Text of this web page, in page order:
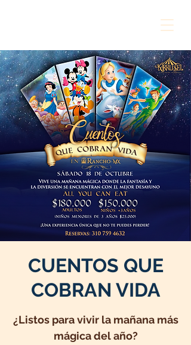
CUENTOS QUE
COBRAN VIDA
¿Listos para vivir la mañana más
mágica del año?